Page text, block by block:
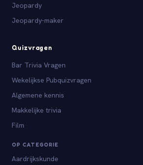
Jeopardy
Jeopardy-maker
Quizvragen
Bar Trivia Vragen
Wekelijkse Pubquizvragen
Algemene kennis
Makkelijke trivia
Film
OP CATEGORIE
Aardrijkskunde